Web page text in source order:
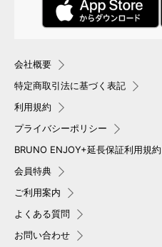
会社概要
特定商取引法に基づく表記
利用規約
プライバシーポリシー
BRUNO ENJOY+延長保証利用規約
会員特典
ご利用案内
よくある質問
お問い合わせ